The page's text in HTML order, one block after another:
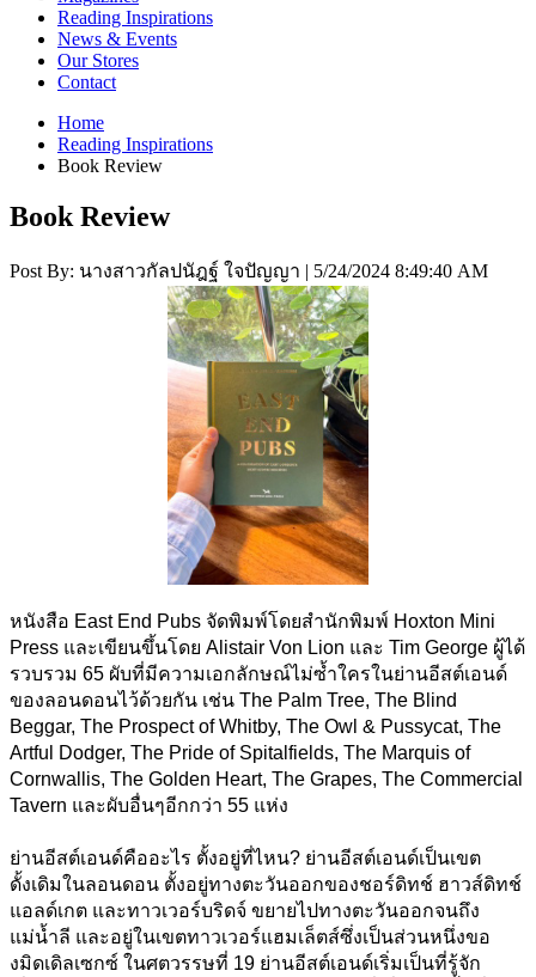
Japanese Stories
Jewelry & Watches
Lifestyle
Literary
Literary Essays
Literature
Magazines
management
media
Natural History Books
Non Fiction
Non Fiction Classic
Penguin Classics
Personal Development
Plants in Biological Sciences
Pop Culture Art
Product Design
Sales & Marketing
Science Fiction
Sports & Leisure
Stationary
Storybooks
Sustainability
Technology & Computing
Travel
Travel Writing
Typography
Wildlife
World Atlases / World Maps
Reading Inspirations
News & Events
Our Stores
Contact
Home
Reading Inspirations
Book Review
Book Review
Post By: นางสาวกัลปนัฎฐ์ ใจปัญญา | 5/24/2024 8:49:40 AM
หนังสือ East End Pubs จัดพิมพ์โดยสำนักพิมพ์ Hoxton Mini
Press และเขียนขึ้นโดย Alistair Von Lion และ Tim George ผู้ได้
รวบรวม 65 ผับที่มีความเอกลักษณ์ไม่ซ้ำใครในย่านอีสต์เอนด์
ของลอนดอนไว้ด้วยกัน เช่น The Palm Tree, The Blind
Beggar, The Prospect of Whitby, The Owl & Pussycat, The
Artful Dodger, The Pride of Spitalfields, The Marquis of
Cornwallis, The Golden Heart, The Grapes, The Commercial
Tavern และผับอื่นๆอีกกว่า 55 แห่ง
ย่านอีสต์เอนด์คืออะไร ตั้งอยู่ที่ไหน? ย่านอีสต์เอนด์เป็นเขต
ดั้งเดิมในลอนดอน ตั้งอยู่ทางตะวันออกของชอร์ดิทช์ ฮาวส์ดิทช์
แอลด์เกต และทาวเวอร์บริดจ์ ขยายไปทางตะวันออกจนถึง
แม่น้ำลี และอยู่ในเขตทาวเวอร์แฮมเล็ตส์ซึ่งเป็นส่วนหนึ่งขอ
งมิดเดิลเซกซ์ ในศตวรรษที่ 19 ย่านอีสต์เอนด์เริ่มเป็นที่รู้จัก